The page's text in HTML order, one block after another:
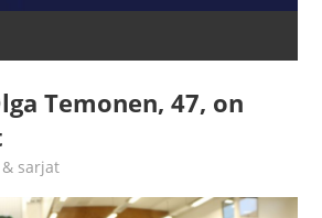
Temonen, 47, on
sarjat